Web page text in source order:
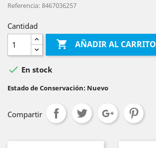
Referencia: 8467036257
Cantidad
 AÑADIR AL CARRITO
 En stock
Estado de Conservación: Nuevo
Compartir